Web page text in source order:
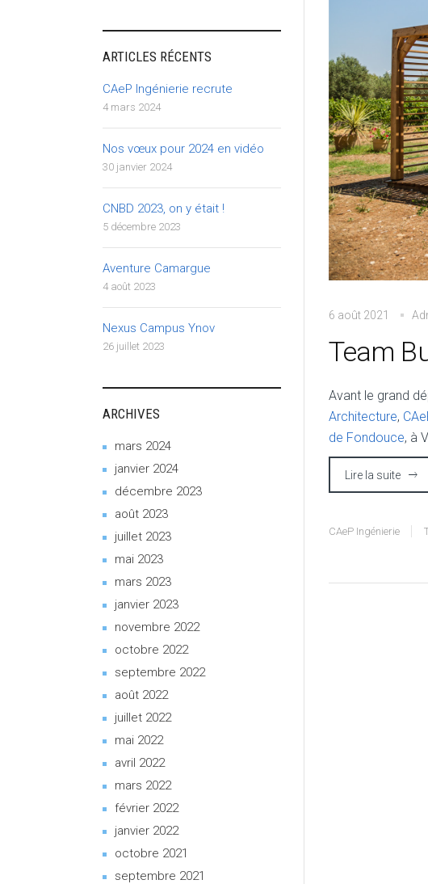
6 août 2021
Team
Avant le grand
Architecture,
de Fondouce, à
Lire la suite
CAeP Ingénierie
ARTICLES RÉCENTS
CAeP Ingénierie recrute
4 mars 2024
Nos vœux pour 2024 en vidéo
30 janvier 2024
CNBD 2023, on y était !
5 décembre 2023
Aventure Camargue
4 août 2023
Nexus Campus Ynov
26 juillet 2023
ARCHIVES
mars 2024
janvier 2024
décembre 2023
août 2023
juillet 2023
mai 2023
mars 2023
janvier 2023
novembre 2022
octobre 2022
septembre 2022
août 2022
juillet 2022
mai 2022
avril 2022
mars 2022
février 2022
janvier 2022
octobre 2021
septembre 2021